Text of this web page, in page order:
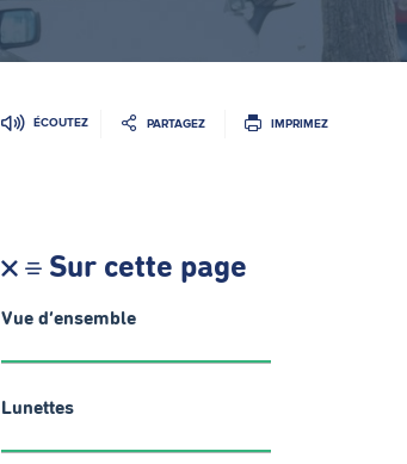
ÉCOUTEZ PARTAGEZ IMPRIMEZ
Sur cette page
Vue d’ensemble
Lunettes